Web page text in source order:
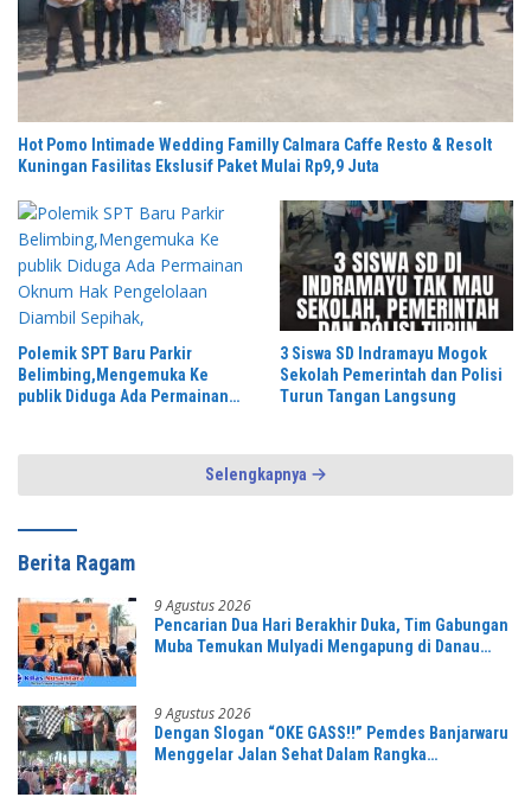
Hot Pomo Intimade Wedding Familly Calmara Caffe Resto & Resolt
Kuningan Fasilitas Ekslusif Paket Mulai Rp9,9 Juta
Polemik SPT Baru Parkir
Belimbing,Mengemuka Ke
publik Diduga Ada Permainan
3 Siswa SD Indramayu Mogok
Sekolah Pemerintah dan Polisi
Turun Tangan Langsung
Selengkapnya
Berita Ragam
9 Agustus 2026
Pencarian Dua Hari Berakhir Duka, Tim Gabungan
Muba Temukan Mulyadi Mengapung di Danau
9 Agustus 2026
Dengan Slogan “OKE GASS!!” Pemdes Banjarwaru
Menggelar Jalan Sehat Dalam Rangka